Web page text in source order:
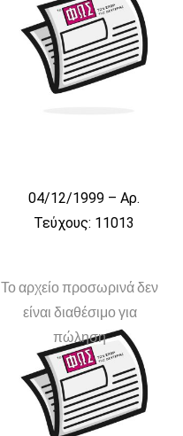
04/12/1999 – Αρ.
Τεύχους: 11013
Το αρχείο προσωρινά δεν
είναι διαθέσιμο για
πώληση